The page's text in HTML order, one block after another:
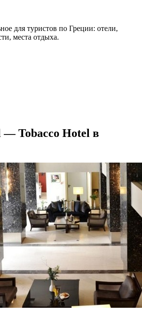
для туристов по Греции: отели,
места отдыха.
— Tobacco Hotel в